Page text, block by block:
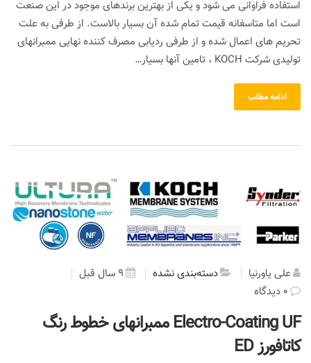
استفاده فراوانی می شود و یکی از بهترین برندهای موجود در این صنعت
است اما متاسفانه قیمت تمام شده آن بسیار بالاست. از طرفی به علت
تحریم های اعمال شده و از طرفی ردیابی مصرف کننده نهایی ممبرانهای
تولیدی شرکت KOCH ، تامین آنها بسیار…
ادامه مطلب
علی یاورنیا دسته‌بندی نشده
9 سال قبل
0 دیدگاه
Electro-Coating UF ممبرانهای خطوط رنگ
کاتافورز ED